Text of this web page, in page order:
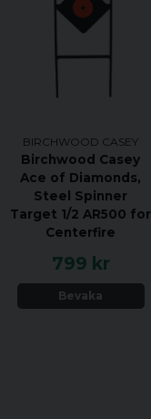
BIRCHWOOD CASEY
Birchwood Casey
Ace of Diamonds,
Steel Spinner
Target 1/2 AR500 for
Centerfire
799 kr
Bevaka